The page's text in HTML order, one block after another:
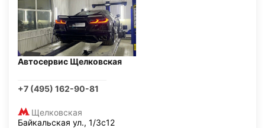
Автосервис Щелковская
+7 (495) 162-90-81
Щелковская
Байкальская ул., 1/3с12